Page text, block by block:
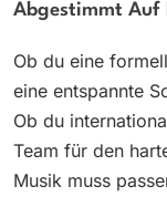
Abgestimmt Auf
Ob du eine
eine entspannte
Ob du
Team für den
Musik muss